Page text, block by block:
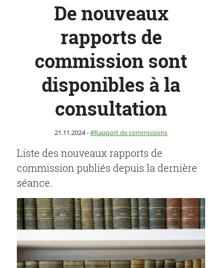
De nouveaux
rapports de
commission sont
disponibles à la
consultation
Publié le
21.11.2024-Catégorie :
Rapport de commissions
Liste des nouveaux rapports de
commission publiés depuis la dernière
séance.